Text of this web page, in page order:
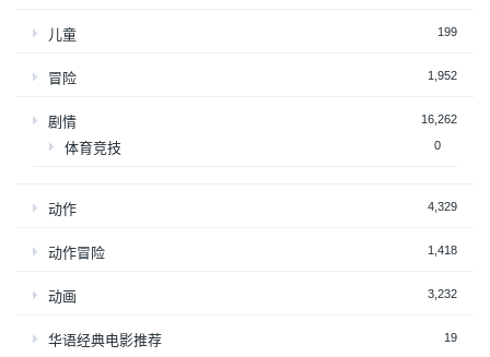
儿童 199
冒险 1,952
剧情 16,262
体育竞技 0
动作 4,329
动作冒险 1,418
动画 3,232
华语经典电影推荐 19